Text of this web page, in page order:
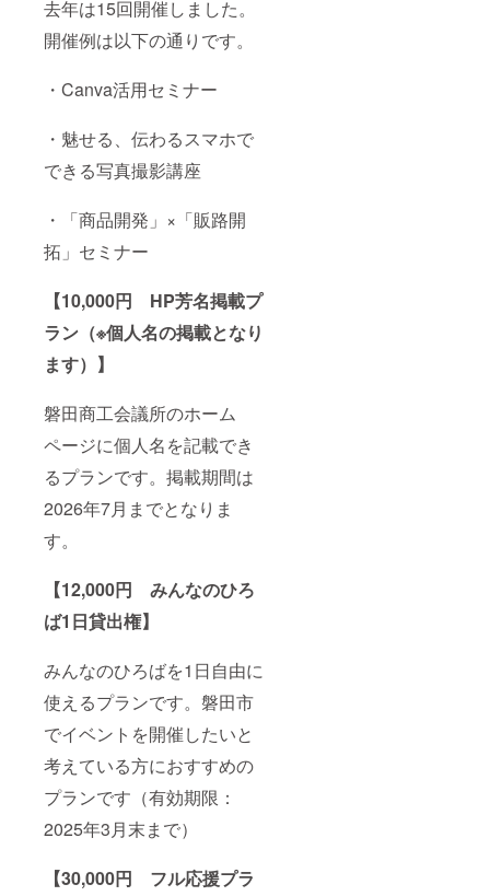
去年は15回開催しました。
開催例は以下の通りです。
・Canva活用セミナー
・魅せる、伝わるスマホで
できる写真撮影講座
・「商品開発」×「販路開
拓」セミナー
【10,000円 HP芳名掲載プ
ラン（※個人名の掲載となり
ます）】
磐田商工会議所のホーム
ページに個人名を記載でき
るプランです。掲載期間は
2026年7月までとなりま
す。
【12,000円 みんなのひろ
ば1日貸出権】
みんなのひろばを1日自由に
使えるプランです。磐田市
でイベントを開催したいと
考えている方におすすめの
プランです（有効期限：
2025年3月末まで）
【30,000円 フル応援プラ